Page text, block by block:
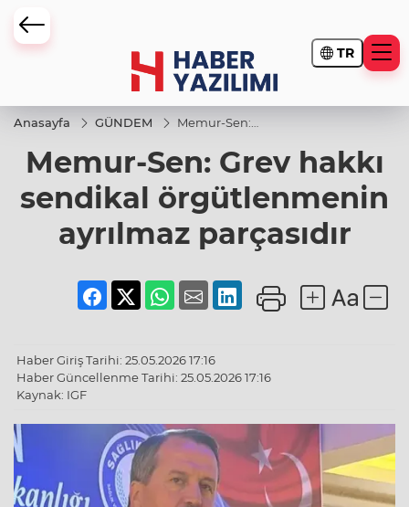
TR
Anasayfa GÜNDEM
Memur-Sen:
sendikal
örgütlenmenin
parçasıdır
Memur-Sen: Grev hakkı
sendikal örgütlenmenin
ayrılmaz parçasıdır
Haber Giriş Tarihi: 25.05.2026 17:16
Haber Güncellenme Tarihi: 25.05.2026 17:16
Kaynak: IGF